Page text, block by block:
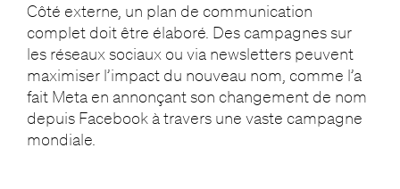
Côté externe, un plan de communication
complet doit être élaboré. Des campagnes sur
les réseaux sociaux ou via newsletters peuvent
maximiser l’impact du nouveau nom, comme l’a
fait Meta en annonçant son changement de nom
depuis Facebook à travers une vaste campagne
mondiale.